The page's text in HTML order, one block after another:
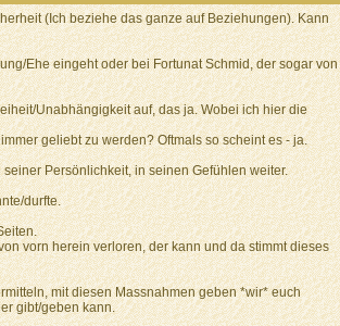
(Ich beziehe das ganze auf Beziehungen). Kann
Ehe eingeht oder bei Fortunat Schmid, der sogar von
Unabhängigkeit auf, das ja. Wobei ich hier die
geliebt zu werden? Oftmals so scheint es - ja.
Persönlichkeit, in seinen Gefühlen weiter.
durfte.
vorn herein verloren, der kann und da stimmt dieses
mit diesen Massnahmen geben *wir* euch
gibt/geben kann.